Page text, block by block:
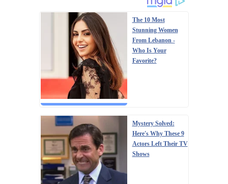
The 10 Most
Stunning Women
From Lebanon -
Who Is Your
Favorite?
Mystery Solved:
Here's Why These 9
Actors Left Their TV
Shows